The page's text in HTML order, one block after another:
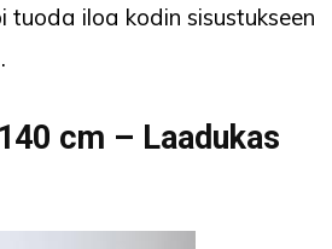
iloa kodin sisustukseen
cm – Laadukas